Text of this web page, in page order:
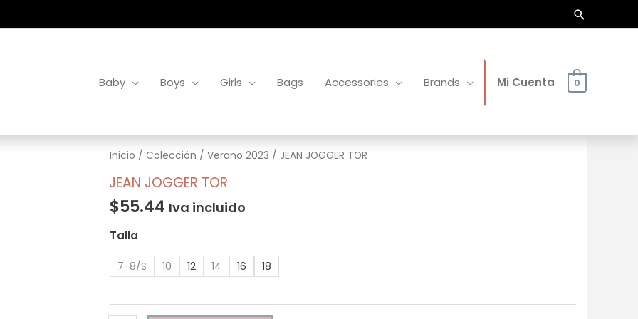
Buscar
Baby Boys Girls Bags Accessories Brands Mi Cuenta 0
Inicio / Colección / Verano 2023 / JEAN JOGGER TOR
JEAN JOGGER TOR
$55.44 Iva incluido
Talla
7-8/S 10 12 14 16 18
JEAN
JOGGER
cantidad